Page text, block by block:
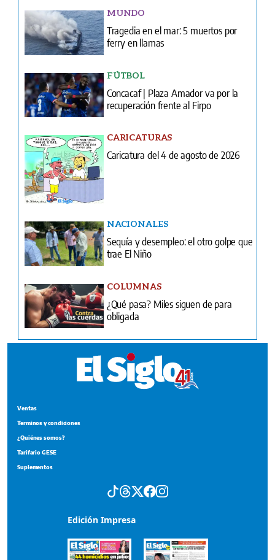
MUNDO
Tragedia en el mar: 5 muertos por
ferry en llamas
FÚTBOL
Concacaf | Plaza Amador va por la
recuperación frente al Firpo
CARICATURAS
Caricatura del 4 de agosto de 2026
NACIONALES
Sequía y desempleo: el otro golpe que
trae El Niño
COLUMNAS
¿Qué pasa? Miles siguen de para
obligada
Ventas
Terminos y condiciones
¿Quiénes somos?
Tarifario GESE
Suplementos
Edición Impresa